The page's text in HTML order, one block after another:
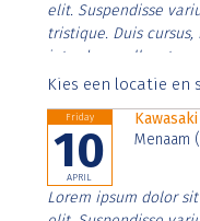
elit. Suspendisse
tristique. Duis
interdum nulla, ut
Aenean faucibus
Kies een locatie
Friday
10
APRIL
Menaam
Lorem ipsum dolor